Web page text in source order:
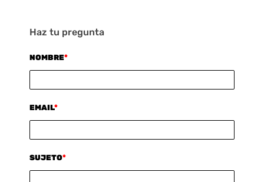
Haz tu pregunta
NOMBRE*
EMAIL*
SUJETO*